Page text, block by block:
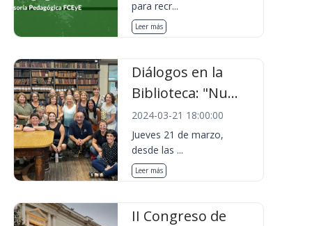
para recr...
Leer más
Diálogos en la
Biblioteca: "Nu...
2024-03-21 18:00:00
Jueves 21 de marzo,
desde las ...
Leer más
II Congreso de